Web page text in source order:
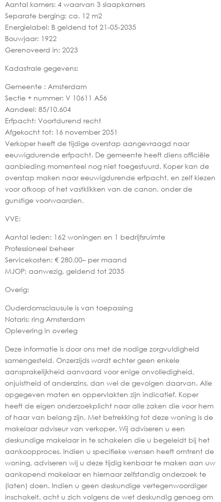
Aantal kamers: 4 waarvan 3 slaapkamers
Separate berging: ca. 12 m2
Energielabel: B geldend tot 21-05-2035
Bouwjaar: 1922
Gerenoveerd in: 2023
Kadastrale gegevens:
Gemeente : Amsterdam
Sectie + nummer: V 10611 A56
Aandeel: 85/10.604
Erfpacht: Voortdurend recht
Afgekocht tot: 16 november 2051
Verkoper heeft de tijdige overstap aangevraagd naar
eeuwigdurende erfpacht. De gemeente heeft diens officiële
aanbieding momenteel nog niet toegestuurd. Koper kan de
overstap maken naar eeuwigdurende erfpacht, en zelf kiezen
voor afkoop of het vastklikken van de canon, onder de
gunstige voorwaarden.
VVE:
Aantal leden: 162 woningen en 1 bedrijfsruimte
Professioneel beheer
Servicekosten: € 280,00– per maand
MJOP: aanwezig, geldend tot 2035
Overig:
Ouderdomsclausule is van toepassing
Notaris: ring Amsterdam
Oplevering in overleg
Deze informatie is door ons met de nodige zorgvuldigheid
samengesteld. Onzerzijds wordt echter geen enkele
aansprakelijkheid aanvaard voor enige onvolledigheid,
onjuistheid of anderszins, dan wel de gevolgen daarvan. Alle
opgegeven maten en oppervlakten zijn indicatief. Koper
heeft de eigen onderzoekplicht naar alle zaken die voor hem
of haar van belang zijn. Met betrekking tot deze woning is de
makelaar adviseur van verkoper. Wij adviseren u een
deskundige makelaar in te schakelen die u begeleidt bij het
aankoopproces. Indien u specifieke wensen heeft omtrent de
woning, adviseren wij u deze tijdig kenbaar te maken aan uw
aankopend makelaar en hiernaar zelfstandig onderzoek te
(laten) doen. Indien u geen deskundige vertegenwoordiger
inschakelt, acht u zich volgens de wet deskundig genoeg om